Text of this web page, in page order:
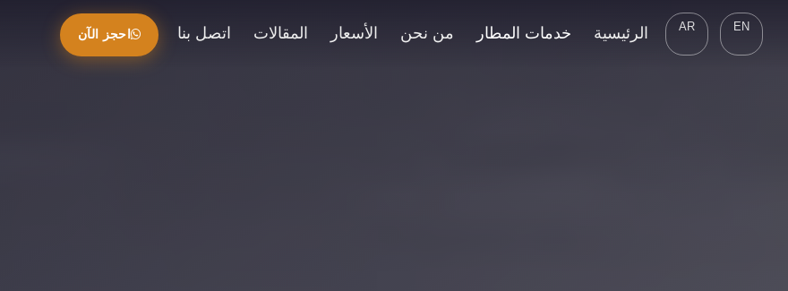
EN
AR الرئيسية خدمات المطار من نحن الأسعار المقالات اتصل بنا احجز الآن